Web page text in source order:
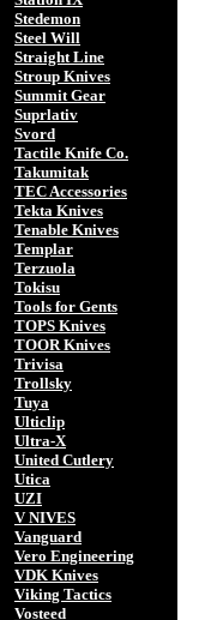
Stedemon
Steel Will
Straight Line
Stroup Knives
Summit Gear
Suprlativ
Svord
Tactile Knife Co.
Takumitak
TEC Accessories
Tekta Knives
Tenable Knives
Templar
Terzuola
Tokisu
Tools for Gents
TOPS Knives
TOOR Knives
Trivisa
Trollsky
Tuya
Ulticlip
Ultra-X
United Cutlery
Utica
UZI
V NIVES
Vanguard
Vero Engineering
VDK Knives
Viking Tactics
Vosteed